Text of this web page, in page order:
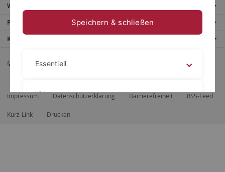
Weitere Angebote
Portale
Kontaktinfo
© 2026 Eberhard Karls Universität Tübingen, Tübingen
Impressum Datenschutzerklärung Barrierefreiheit RSS-Feed
Kurz-Link Drucken
Speichern & schließen
Essentiell
Videos